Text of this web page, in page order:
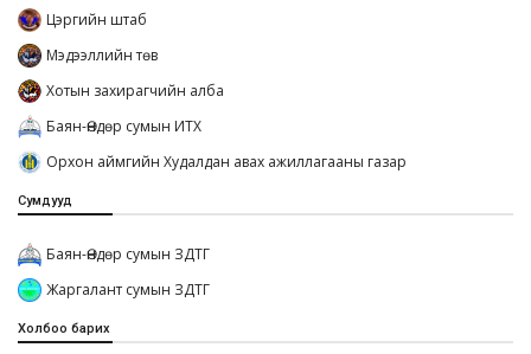
Цэргийн штаб
Мэдээллийн төв
Хотын захирагчийн алба
Баян-Өндөр сумын ИТХ
Орхон аймгийн Худалдан авах ажиллагааны газар
Сумдууд
Баян-Өндөр сумын ЗДТГ
Жаргалант сумын ЗДТГ
Холбоо барих